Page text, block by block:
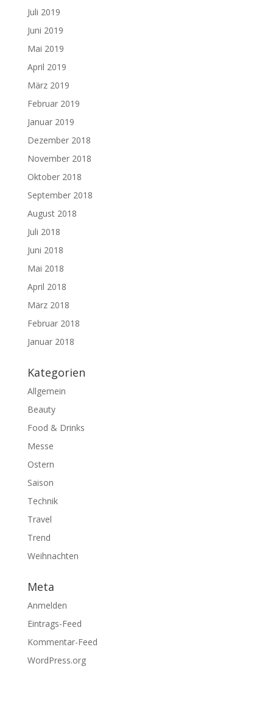
Juli 2019
Juni 2019
Mai 2019
April 2019
März 2019
Februar 2019
Januar 2019
Dezember 2018
November 2018
Oktober 2018
September 2018
August 2018
Juli 2018
Juni 2018
Mai 2018
April 2018
März 2018
Februar 2018
Januar 2018
Kategorien
Allgemein
Beauty
Food & Drinks
Messe
Ostern
Saison
Technik
Travel
Trend
Weihnachten
Meta
Anmelden
Eintrags-Feed
Kommentar-Feed
WordPress.org